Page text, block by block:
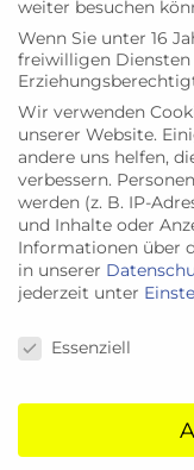
am Zahn der
besten
weiter besuchen
Wenn Sie unter 16
freiwilligen Diensten
Wir verwenden
unserer Website.
andere uns helfen,
verbessern.
werden (z. B. IP-
und Inhalte oder
Informationen über
in unserer
jederzeit unter
Essenziell